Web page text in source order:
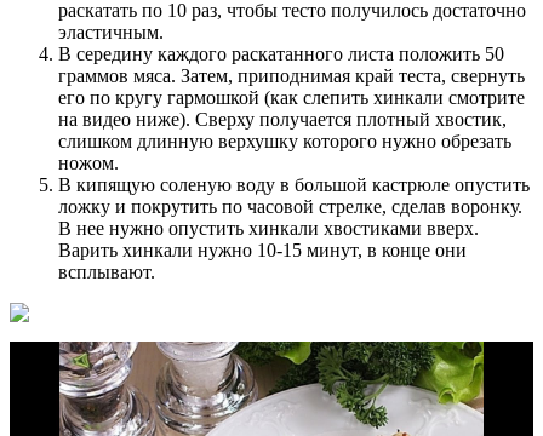
раскатать по 10 раз, чтобы тесто получилось достаточно
эластичным.
В середину каждого раскатанного листа положить 50
граммов мяса. Затем, приподнимая край теста, свернуть
его по кругу гармошкой (как слепить хинкали смотрите
на видео ниже). Сверху получается плотный хвостик,
слишком длинную верхушку которого нужно обрезать
ножом.
В кипящую соленую воду в большой кастрюле опустить
ложку и покрутить по часовой стрелке, сделав воронку.
В нее нужно опустить хинкали хвостиками вверх.
Варить хинкали нужно 10-15 минут, в конце они
всплывают.